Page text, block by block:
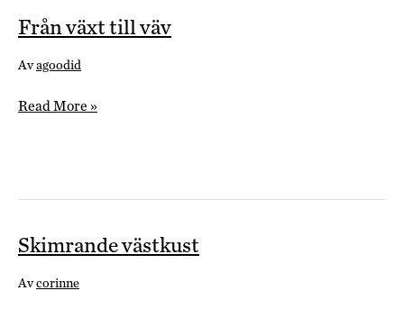
Från växt till väv
Avagoodid
Från
Read More »
Skimrande västkust
Avcorinne